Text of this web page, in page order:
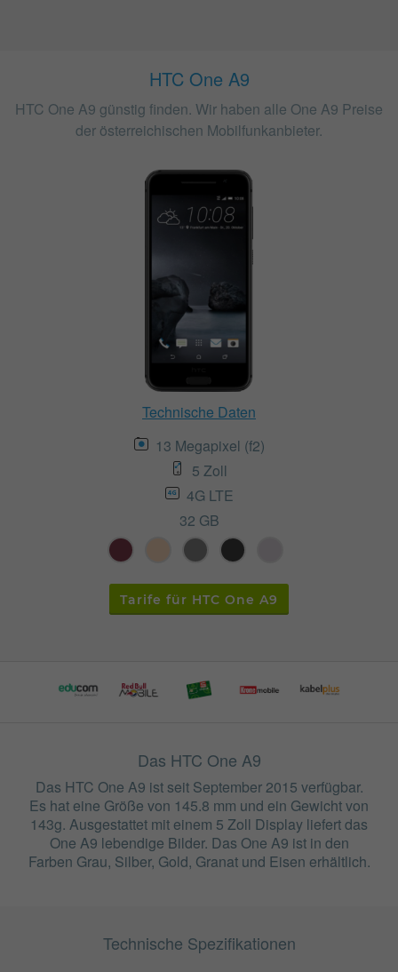
HTC One A9
HTC One A9 günstig finden. Wir haben alle One A9 Preise
der österreichischen Mobilfunkanbieter.
Technische Daten
13 Megapixel (f2)
5 Zoll
4G LTE
32 GB
Tarife für HTC One A9
Das HTC One A9
Das HTC One A9 ist seit September 2015 verfügbar.
Es hat eine Größe von 145.8 mm und ein Gewicht von
143g. Ausgestattet mit einem 5 Zoll Display liefert das
One A9 lebendige Bilder. Das One A9 ist in den
Farben Grau, Silber, Gold, Granat und Eisen erhältlich.
Technische Spezifikationen